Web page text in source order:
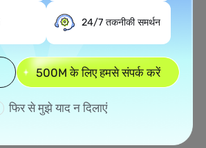
एकत्र करें और उन्हें लाभकारी व्यापार निर्णयों में
24/7 तकनीकी समर्थन
500M के लिए हमसे संपर्क करें
फिर से मुझे याद न दिलाएं